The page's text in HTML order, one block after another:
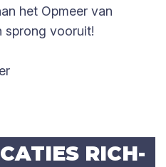
het Opmeer van
sprong vooruit!
RICH­